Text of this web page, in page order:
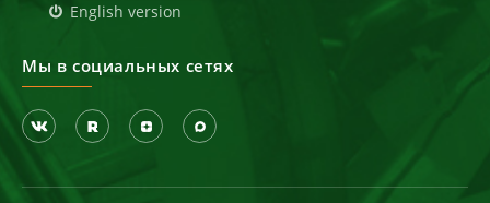
English version
Мы в социальных сетях